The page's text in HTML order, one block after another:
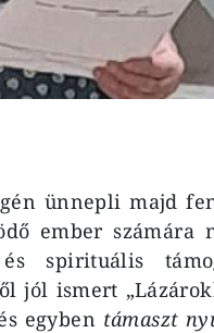
ünnepli majd
ember számára
spirituális
ismert
egyben támaszt